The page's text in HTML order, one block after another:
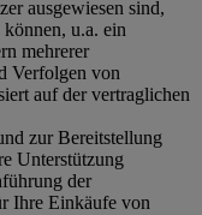
ausgewiesen sind,
u.a. ein
mehrerer
Verfolgen von
auf der vertraglichen
zur Bereitstellung
Unterstützung
der
Ihre Einkäufe von